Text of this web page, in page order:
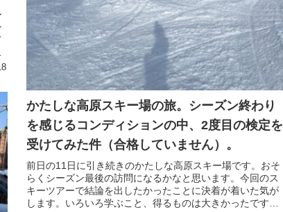
かたしな高原スキー場の旅。シーズン終わり
を感じるコンディションの中、2度目の検定を
受けてみた件（合格していません）。
前日の11日に引き続きのかたしな高原スキー場です。おそ
らくシーズン最後の訪問になるかなと思います。今回のス
キーツアーで結論を出したかったことに決着が着いた気が
します。いろいろ学ぶこと、得るものは大きかったです